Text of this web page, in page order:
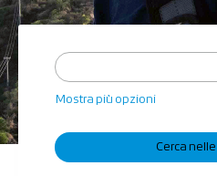
Mostra più opzioni